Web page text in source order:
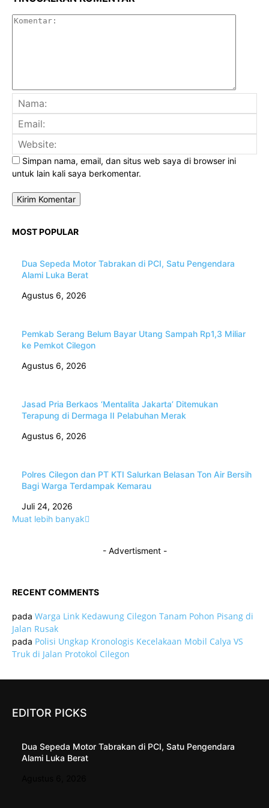
Simpan nama, email, dan situs web saya di browser ini
untuk lain kali saya berkomentar.
MOST POPULAR
Dua Sepeda Motor Tabrakan di PCI, Satu Pengendara
Alami Luka Berat
Agustus 6, 2026
Pemkab Serang Belum Bayar Utang Sampah Rp1,3 Miliar
ke Pemkot Cilegon
Agustus 6, 2026
Jasad Pria Berkaos ‘Mentalita Jakarta’ Ditemukan
Terapung di Dermaga II Pelabuhan Merak
Agustus 6, 2026
Polres Cilegon dan PT KTI Salurkan Belasan Ton Air Bersih
Bagi Warga Terdampak Kemarau
Juli 24, 2026
Muat lebih banyak
- Advertisment -
RECENT COMMENTS
pada Warga Link Kedawung Cilegon Tanam Pohon Pisang di
Jalan Rusak
pada Polisi Ungkap Kronologis Kecelakaan Mobil Calya VS
Truk di Jalan Protokol Cilegon
EDITOR PICKS
Dua Sepeda Motor Tabrakan di PCI, Satu Pengendara
Alami Luka Berat